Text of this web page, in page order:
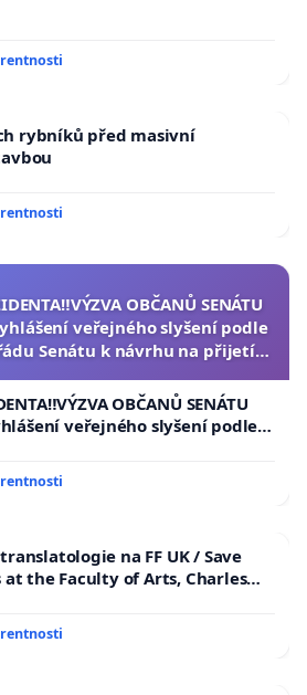
rybníků před masivní
OBČANŮ SENÁTU
veřejného slyšení podle
Senátu k návrhu na přijetí
republiky
OBČANŮ SENÁTU
veřejného slyšení podle §
Senátu k návrhu na přijetí
na FF UK / Save
the Faculty of Arts, Charles